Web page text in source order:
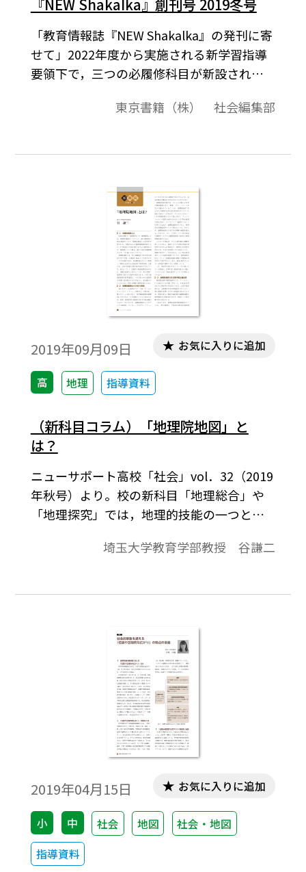
『NEW ShakaIka』創刊号 2019冬号
「教育情報誌『NEW Shakalka』の発刊に寄
せて」2022年度から実施される新学習指導
要領下で，三つの必履修科目が新設される
革に直面していると言えます。科目構成の再
身の部分においても，「主体的・ 対話的で
られます。この新しい冊子は，新課程に関す
る情報を「短く」「見やすく」「読みやす
く」お伝えし，先生方の日々のお授業と数
年先に向けたご準備に資することを目指し
て編集いたしました。高校生たちの数年先
数十年先の人生の実りを願いつつ，これか
らの地理歴史科・公民科のあり方を，共に
考えていければと存じます。
東京書籍（株） 社会編集部
2019年09月09日
高 地理 指導資料
お気に入りに追加
（新科目コラム）「地理院地図」と
は？
ニューサポート高校「社会」vol．32（2019
年秋号）より。校の新科目「地理総合」や
「地理探究」では，地理的技能の一つとし
院地図」の活用が予想される。本稿ではこ
の紙の1/2.5万地形図（以下「地形図」とし
埼玉大学教育学部教授 谷謙二
2019年04月15日
小 中 社会 地図
社会・地図
指導資料
お気に入りに追加